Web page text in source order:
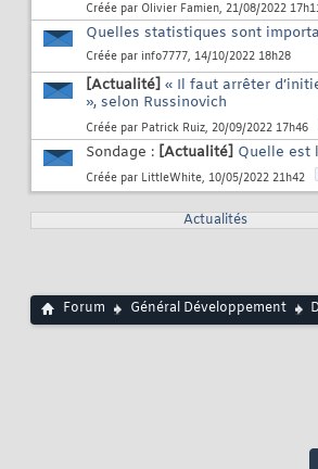
Créée par Olivier Famien, 21/08/2022
Quelles statistiques sont
Créée par info7777, 14/10/2022 18h28
[Actualité] « Il faut arrêter
», selon Russinovich
Créée par Patrick Ruiz, 20/09/2022 17h46
Sondage : [Actualité] Quelle est
Créée par LittleWhite, 10/05/2022 21h42
Actualités
Forum Général Développement